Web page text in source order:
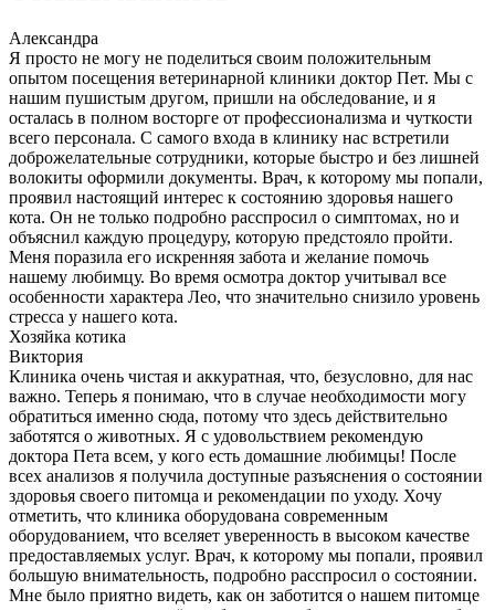
Александра
Я просто не могу не поделиться своим положительным
опытом посещения ветеринарной клиники доктор Пет. Мы с
нашим пушистым другом, пришли на обследование, и я
осталась в полном восторге от профессионализма и чуткости
всего персонала. С самого входа в клинику нас встретили
доброжелательные сотрудники, которые быстро и без лишней
волокиты оформили документы. Врач, к которому мы попали,
проявил настоящий интерес к состоянию здоровья нашего
кота. Он не только подробно расспросил о симптомах, но и
объяснил каждую процедуру, которую предстояло пройти.
Меня поразила его искренняя забота и желание помочь
нашему любимцу. Во время осмотра доктор учитывал все
особенности характера Лео, что значительно снизило уровень
стресса у нашего кота.
Хозяйка котика
Виктория
Клиника очень чистая и аккуратная, что, безусловно, для нас
важно. Теперь я понимаю, что в случае необходимости могу
обратиться именно сюда, потому что здесь действительно
заботятся о животных. Я с удовольствием рекомендую
доктора Пета всем, у кого есть домашние любимцы! После
всех анализов я получила доступные разъяснения о состоянии
здоровья своего питомца и рекомендации по уходу. Хочу
отметить, что клиника оборудована современным
оборудованием, что вселяет уверенность в высоком качестве
предоставляемых услуг. Врач, к которому мы попали, проявил
большую внимательность, подробно расспросил о состоянии.
Мне было приятно видеть, как он заботится о нашем питомце